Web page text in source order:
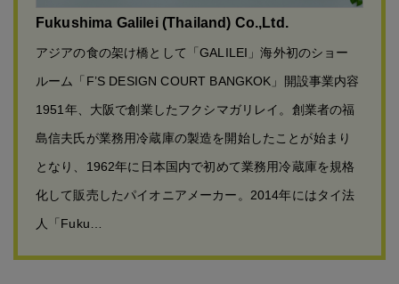
Fukushima Galilei (Thailand) Co.,Ltd.
アジアの食の架け橋として「GALILEI」海外初のショー
ルーム「F’S DESIGN COURT BANGKOK」開設事業内容
1951年、大阪で創業したフクシマガリレイ。創業者の福
島信夫氏が業務用冷蔵庫の製造を開始したことが始まり
となり、1962年に日本国内で初めて業務用冷蔵庫を規格
化して販売したパイオニアメーカー。2014年にはタイ法
人「Fuku…